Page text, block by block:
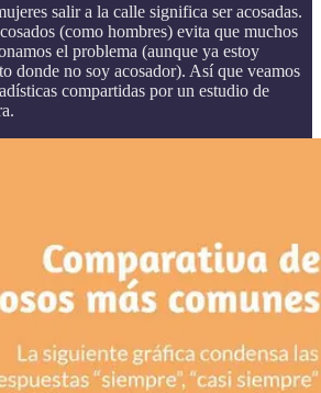
salir a la calle significa ser acosadas.
(como hombres) evita que muchos
el problema (aunque ya estoy
donde no soy acosador). Así que veamos
compartidas por un estudio de